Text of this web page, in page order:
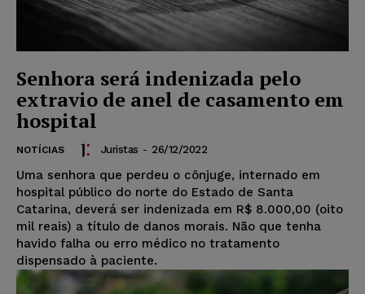
Senhora será indenizada pelo
extravio de anel de casamento em
hospital
NOTÍCIAS Juristas - 26/12/2022
Uma senhora que perdeu o cônjuge, internado em
hospital público do norte do Estado de Santa
Catarina, deverá ser indenizada em R$ 8.000,00 (oito
mil reais) a título de danos morais. Não que tenha
havido falha ou erro médico no tratamento
dispensado à paciente.